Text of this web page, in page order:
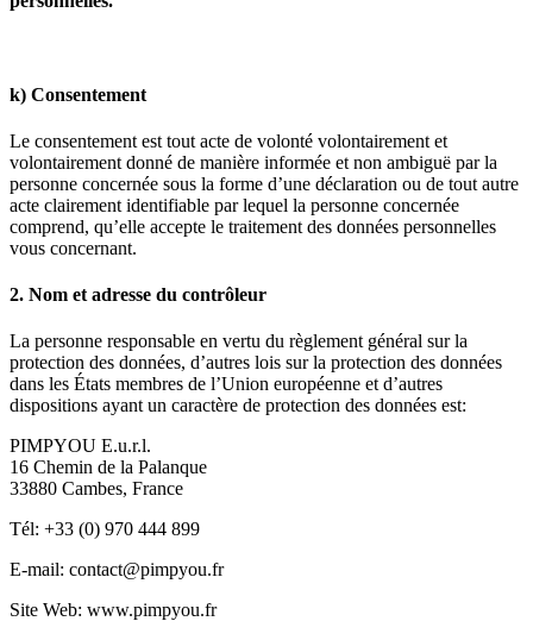
k) Consentement
Le consentement est tout acte de volonté volontairement et
volontairement donné de manière informée et non ambiguë par la
personne concernée sous la forme d’une déclaration ou de tout autre
acte clairement identifiable par lequel la personne concernée
comprend, qu’elle accepte le traitement des données personnelles
vous concernant.
2. Nom et adresse du contrôleur
La personne responsable en vertu du règlement général sur la
protection des données, d’autres lois sur la protection des données
dans les États membres de l’Union européenne et d’autres
dispositions ayant un caractère de protection des données est:
PIMPYOU E.u.r.l.
16 Chemin de la Palanque
33880 Cambes, France
Tél: +33 (0) 970 444 899
E-mail: contact@pimpyou.fr
Site Web: www.pimpyou.fr